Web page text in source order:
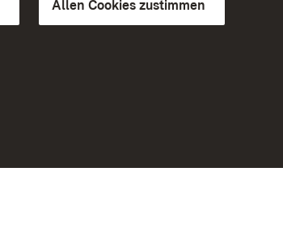
Allen Cookies zustimmen